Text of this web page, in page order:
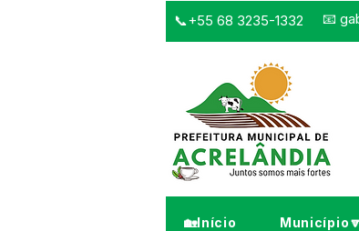
📞+55 68 3235-1332 📧
🏡Início Município🔽